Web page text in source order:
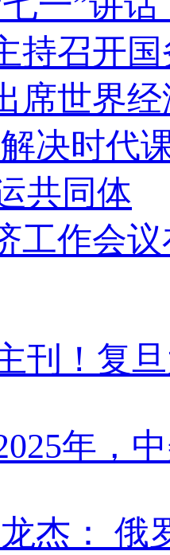
持召开
席世界
决时代
共同体
工作会
刊！复
年，
杰： 俄